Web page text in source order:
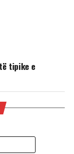
tipike e